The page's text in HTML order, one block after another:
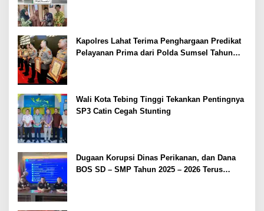
Kapolres Lahat Terima Penghargaan Predikat
Pelayanan Prima dari Polda Sumsel Tahun
Wali Kota Tebing Tinggi Tekankan Pentingnya
SP3 Catin Cegah Stunting
Dugaan Korupsi Dinas Perikanan, dan Dana
BOS SD – SMP Tahun 2025 – 2026 Terus